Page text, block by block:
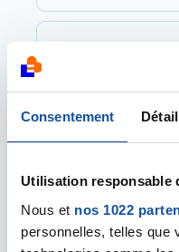
Consentement
Utilisation responsable
Nous et nos 1022
personnelles, telles que
36 rue
40000 MONT
Mahoumic